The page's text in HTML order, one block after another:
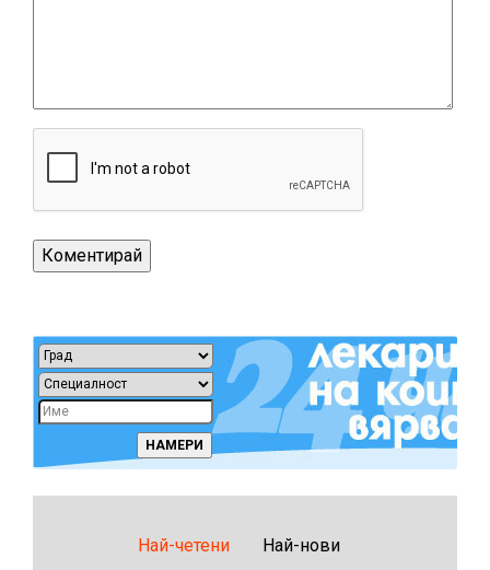
Най-четени Най-нови